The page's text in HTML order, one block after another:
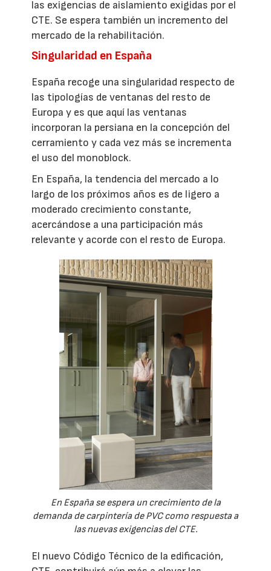
las exigencias de aislamiento exigidas por el
CTE. Se espera también un incremento del
mercado de la rehabilitación.
Singularidad en España
España recoge una singularidad respecto de
las tipologías de ventanas del resto de
Europa y es que aquí las ventanas
incorporan la persiana en la concepción del
cerramiento y cada vez más se incrementa
el uso del monoblock.
En España, la tendencia del mercado a lo
largo de los próximos años es de ligero a
moderado crecimiento constante,
acercándose a una participación más
relevante y acorde con el resto de Europa.
En España se espera un crecimiento de la
demanda de carpintería de PVC como respuesta a
las nuevas exigencias del CTE.
El nuevo Código Técnico de la edificación,